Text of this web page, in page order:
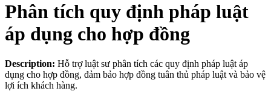
Phân tích quy định pháp luật
áp dụng cho hợp đồng
Description: Hỗ trợ luật sư phân tích các quy định pháp luật áp
dụng cho hợp đồng, đảm bảo hợp đồng tuân thủ pháp luật và bảo vệ
lợi ích khách hàng.